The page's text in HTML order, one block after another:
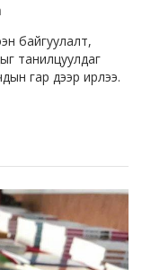
байгуулалт,
танилцуулдаг
гар дээр ирлээ.